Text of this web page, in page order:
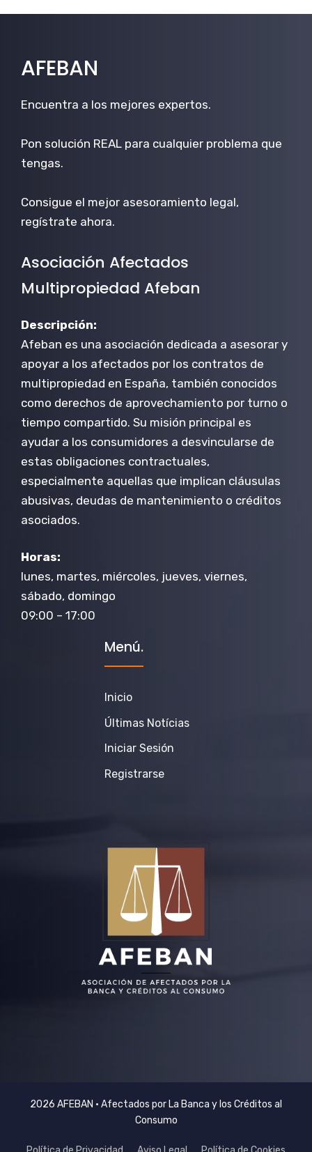
AFEBAN
Encuentra a los mejores expertos.
Pon solución REAL para cualquier problema que
tengas.
Consigue el mejor asesoramiento legal,
regístrate ahora.
Asociación Afectados
Multipropiedad Afeban
Descripción:
Afeban es una asociación dedicada a asesorar y
apoyar a los afectados por los contratos de
multipropiedad en España, también conocidos
como derechos de aprovechamiento por turno o
tiempo compartido. Su misión principal es
ayudar a los consumidores a desvincularse de
estas obligaciones contractuales,
especialmente aquellas que implican cláusulas
abusivas, deudas de mantenimiento o créditos
asociados.
Horas:
lunes, martes, miércoles, jueves, viernes,
sábado, domingo
09:00 – 17:00
Menú.
Inicio
Últimas Notícias
Iniciar Sesión
Registrarse
2026 AFEBAN • Afectados por La Banca y los Créditos al
Consumo